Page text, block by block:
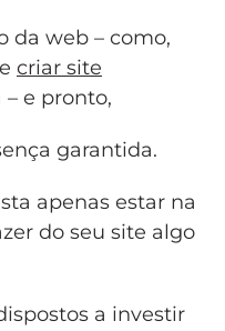
da web – como,
criar site
e pronto,
garantida.
apenas estar na
do seu site algo
a investir